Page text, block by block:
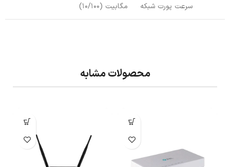
سرعت پورت شبکه مگابیت (10/100)
محصولات مشابه